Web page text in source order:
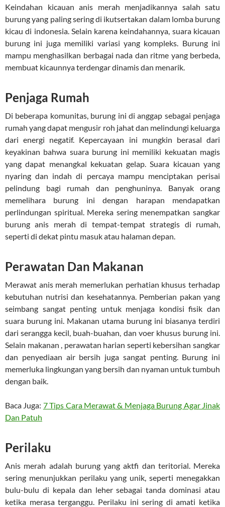
Keindahan kicauan anis merah menjadikannya salah satu
burung yang paling sering di ikutsertakan dalam lomba burung
kicau di indonesia. Selain karena keindahannya, suara kicauan
burung ini juga memiliki variasi yang kompleks. Burung ini
mampu menghasilkan berbagai nada dan ritme yang berbeda,
membuat kicaunnya terdengar dinamis dan menarik.
Penjaga Rumah
Di beberapa komunitas, burung ini di anggap sebagai penjaga
rumah yang dapat mengusir roh jahat dan melindungi keluarga
dari energi negatif. Kepercayaan ini mungkin berasal dari
keyakinan bahwa suara burung ini memiliki kekuatan magis
yang dapat menangkal kekuatan gelap. Suara kicauan yang
nyaring dan indah di percaya mampu menciptakan perisai
pelindung bagi rumah dan penghuninya. Banyak orang
memelihara burung ini dengan harapan mendapatkan
perlindungan spiritual. Mereka sering menempatkan sangkar
burung anis merah di tempat-tempat strategis di rumah,
seperti di dekat pintu masuk atau halaman depan.
Perawatan Dan Makanan
Merawat anis merah memerlukan perhatian khusus terhadap
kebutuhan nutrisi dan kesehatannya. Pemberian pakan yang
seimbang sangat penting untuk menjaga kondisi fisik dan
suara burung ini. Makanan utama burung ini biasanya terdiri
dari serangga kecil, buah-buahan, dan voer khusus burung ini.
Selain makanan , perawatan harian seperti kebersihan sangkar
dan penyediaan air bersih juga sangat penting. Burung ini
memerluka lingkungan yang bersih dan nyaman untuk tumbuh
dengan baik.
Baca Juga: 7 Tips Cara Merawat & Menjaga Burung Agar Jinak
Dan Patuh
Perilaku
Anis merah adalah burung yang aktfi dan teritorial. Mereka
sering menunjukkan perilaku yang unik, seperti menegakkan
bulu-bulu di kepala dan leher sebagai tanda dominasi atau
ketika merasa terganggu. Perilaku ini sering di amati ketika